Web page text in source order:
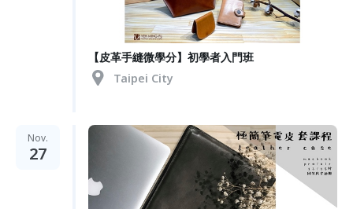
【皮革手縫微學分】初學者入門班
Taipei City
Nov.
27